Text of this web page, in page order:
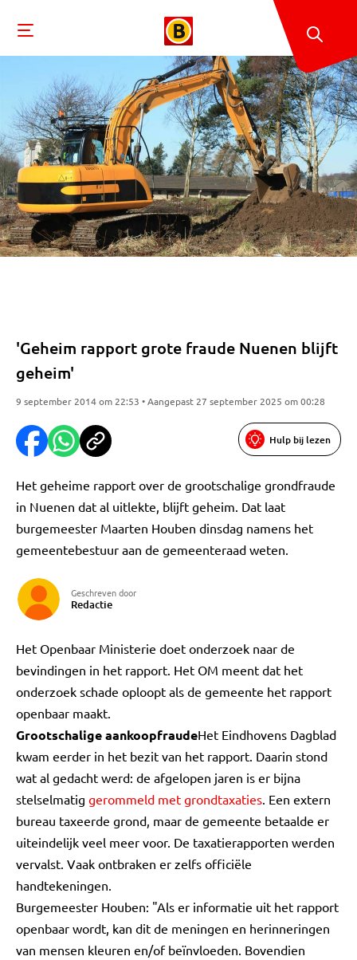
'Geheim rapport grote fraude Nuenen blijft
geheim'
9 september 2014 om 22:53 • Aangepast 27 september 2025 om 00:28
Hulp bij lezen
Het geheime rapport over de grootschalige grondfraude
in Nuenen dat al uitlekte, blijft geheim. Dat laat
burgemeester Maarten Houben dinsdag namens het
gemeentebestuur aan de gemeenteraad weten.
Geschreven door
Redactie
Het Openbaar Ministerie doet onderzoek naar de
bevindingen in het rapport. Het OM meent dat het
onderzoek schade oploopt als de gemeente het rapport
openbaar maakt.
Grootschalige aankoopfraudeHet Eindhovens Dagblad
kwam eerder in het bezit van het rapport. Daarin stond
wat al gedacht werd: de afgelopen jaren is er bijna
stelselmatig gerommeld met grondtaxaties. Een extern
bureau taxeerde grond, maar de gemeente betaalde er
uiteindelijk veel meer voor. De taxatierapporten werden
vervalst. Vaak ontbraken er zelfs officiële
handtekeningen.
Burgemeester Houben: "Als er informatie uit het rapport
openbaar wordt, kan dit de meningen en herinneringen
van mensen kleuren en/of beïnvloeden. Bovendien